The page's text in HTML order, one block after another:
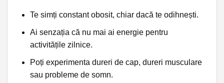
Te simți constant obosit, chiar dacă te odihnești.
Ai senzația că nu mai ai energie pentru
activitățile zilnice.
Poți experimenta dureri de cap, dureri musculare
sau probleme de somn.